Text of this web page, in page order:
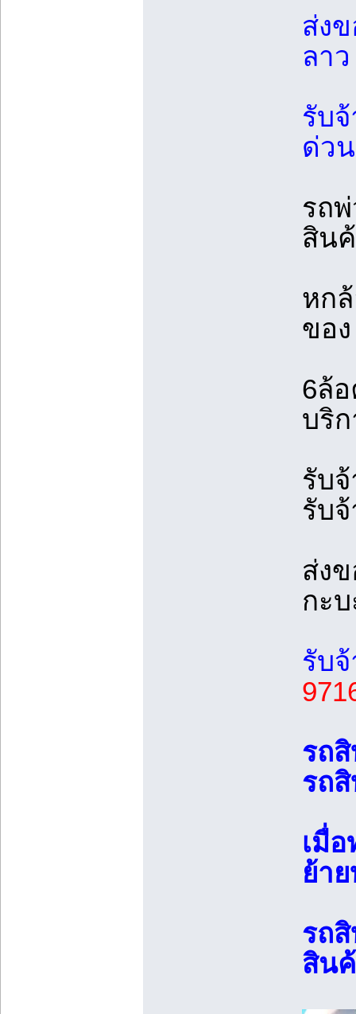
ส่ง
ลาว
รับ
ด่ว
รถ
สิน
หก
ขอ
6ล้
บริ
รับ
รับ
ส่ง
กะ
รับ
รถ
รถ
เมื่
ย้า
รถ
สิน